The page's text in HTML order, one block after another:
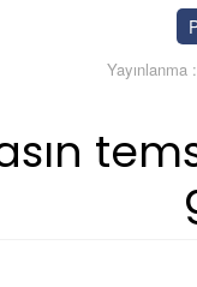
Yayınlanma